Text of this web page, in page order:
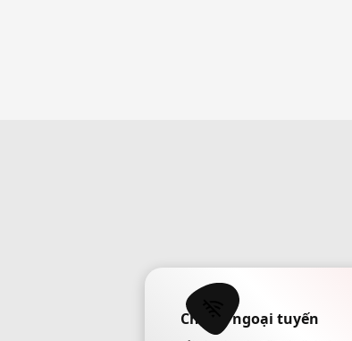
Chế độ ngoại tuyến